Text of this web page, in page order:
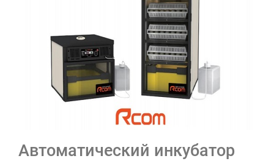
Автоматический инкубатор